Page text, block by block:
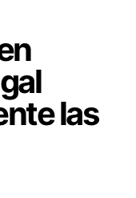
las